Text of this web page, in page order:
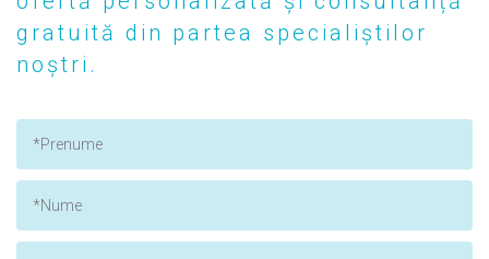
gratuită din partea specialiștilor
noștri.